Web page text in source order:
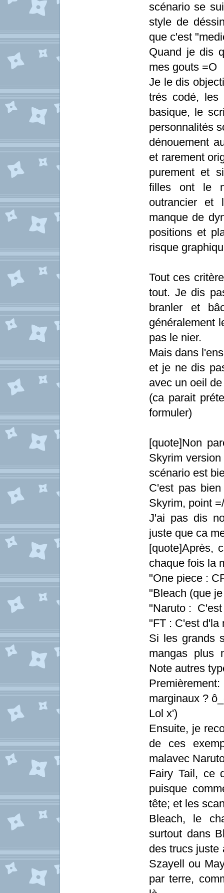
scénario se
style de
que c'est
Quand je dis
mes gouts =O
Je le dis
trés codé,
basique, le
personnalités
dénouement
et rarement
purement et
filles ont le
outrancier et
manque de
positions et
risque
Tout ces
tout. Je dis
branler et
généralement
pas le nier.
Mais dans
et je ne dis
avec un oeil
(ca parait
formuler)
[quote]Non
Skyrim
scénario est
C'est pas
Skyrim, point =/
J'ai pas dis
juste que ca
[quote]Après,
chaque fois la
"One piece :
"Bleach (que
"Naruto :
"FT : C'est d'la
Si les grands
mangas plus
Note autres
marginaux ?
Lol x')
Ensuite, je
de ces
malavec
Fairy Tail, ce
puisque
tête; et les
Bleach, le
surtout dans
des trucs juste
Szayell ou
par terre,